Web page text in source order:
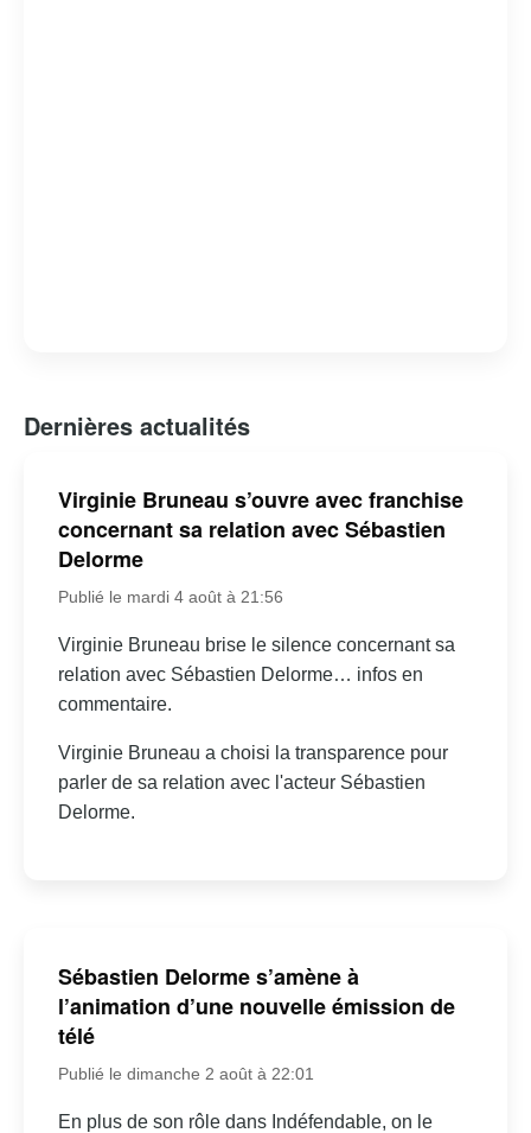
Dernières actualités
Virginie Bruneau s’ouvre avec franchise
concernant sa relation avec Sébastien
Delorme
Publié le mardi 4 août à 21:56
Virginie Bruneau brise le silence concernant sa
relation avec Sébastien Delorme… infos en
commentaire.
Virginie Bruneau a choisi la transparence pour
parler de sa relation avec l'acteur Sébastien
Delorme.
Sébastien Delorme s’amène à
l’animation d’une nouvelle émission de
télé
Publié le dimanche 2 août à 22:01
En plus de son rôle dans Indéfendable, on le